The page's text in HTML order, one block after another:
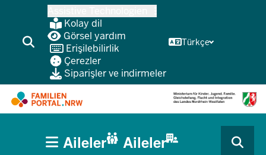
Kolay dil
Görsel yardım
Erişilebilirlik
Çerezler
Siparişler ve indirmeler
Türkçe
CURRENT SECTION AILELER IÇIN
CURRENT SECTION ŞIRKETLER/BELEDIYELER IÇIN
HAUPTNAVIGATION
(BÜRGERBEREICH
Aileler Aileler